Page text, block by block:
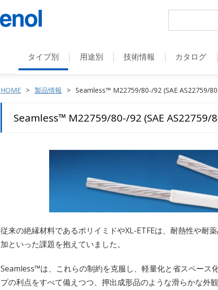
タイプ別 用途別 技術情報 カタログ
HOME 製品情報 Seamless™ M22759/80-/92 (SAE AS22759/
Seamless™ M22759/80-/92 (SAE AS22759/
従来の絶縁材料であるポリイミドやXL-ETFEは、耐熱性や耐
加といった課題を抱えていました。
Seamless™は、これらの制約を克服し、軽量化と省スペース
プの利点をすべて備えつつ、押出成形品のような滑らかな外